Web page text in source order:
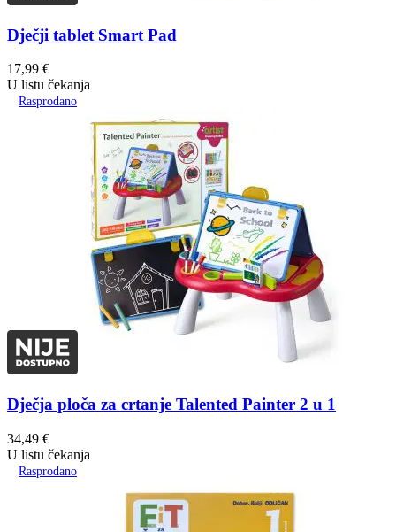
Dječji tablet Smart Pad
17,99 €
U listu čekanja
Rasprodano
Dječja ploča za crtanje Talented Painter 2 u 1
34,49 €
U listu čekanja
Rasprodano